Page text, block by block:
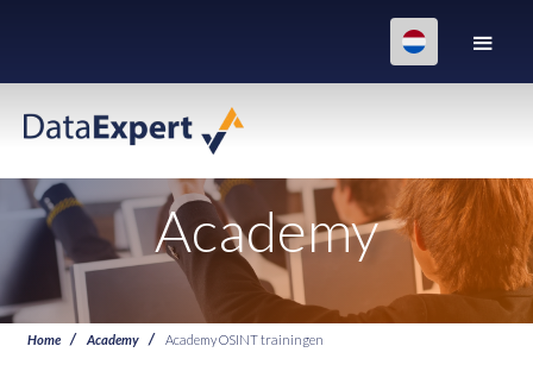
Academy
Home Academy Academy OSINT trainingen